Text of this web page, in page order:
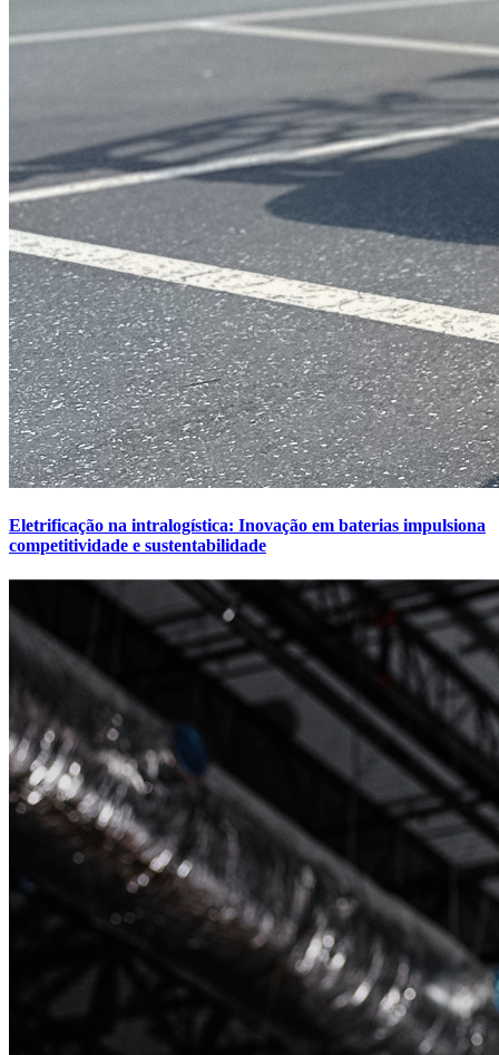
Eletrificação na intralogística: Inovação em baterias impulsiona
competitividade e sustentabilidade